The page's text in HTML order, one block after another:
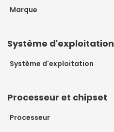
Marque
Système d'exploitation
Système d'exploitation
Processeur et chipset
Processeur